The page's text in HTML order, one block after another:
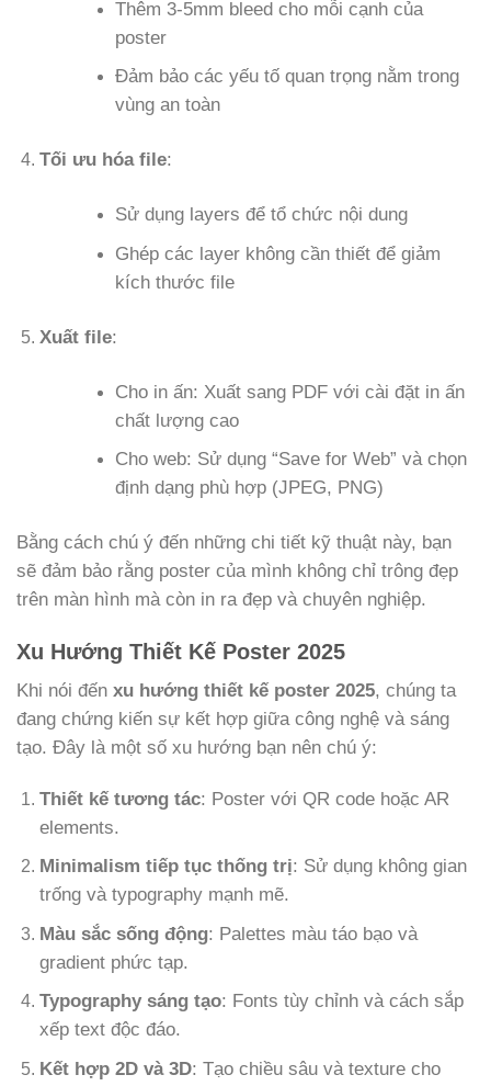
Thêm 3-5mm bleed cho mỗi cạnh của
poster
Đảm bảo các yếu tố quan trọng nằm trong
vùng an toàn
Tối ưu hóa file:
Sử dụng layers để tổ chức nội dung
Ghép các layer không cần thiết để giảm
kích thước file
Xuất file:
Cho in ấn: Xuất sang PDF với cài đặt in ấn
chất lượng cao
Cho web: Sử dụng “Save for Web” và chọn
định dạng phù hợp (JPEG, PNG)
Bằng cách chú ý đến những chi tiết kỹ thuật này, bạn
sẽ đảm bảo rằng poster của mình không chỉ trông đẹp
trên màn hình mà còn in ra đẹp và chuyên nghiệp.
Xu Hướng Thiết Kế Poster 2025
Khi nói đến xu hướng thiết kế poster 2025, chúng ta
đang chứng kiến sự kết hợp giữa công nghệ và sáng
tạo. Đây là một số xu hướng bạn nên chú ý:
Thiết kế tương tác: Poster với QR code hoặc AR
elements.
Minimalism tiếp tục thống trị: Sử dụng không gian
trống và typography mạnh mẽ.
Màu sắc sống động: Palettes màu táo bạo và
gradient phức tạp.
Typography sáng tạo: Fonts tùy chỉnh và cách sắp
xếp text độc đáo.
Kết hợp 2D và 3D: Tạo chiều sâu và texture cho